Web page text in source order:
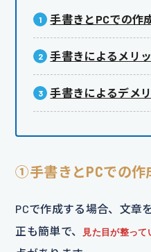
手書きとPCでの作
手書きによるメリ
手書きによるデメ
①手書きとPCでの作
PCで作成する場合、文章
正も簡単で、
見た目が整って